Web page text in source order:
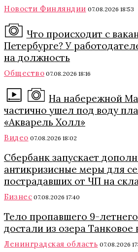
Новости Финляндии 07.08.2026 18:53
Что происходит с
Петербурге? У
на должность
Общество 07.08.2026 18:16
На набережной
частично ушел под воду
«Акварель Холл»
Видео 07.08.2026 18:02
Сбербанк запускает
антикризисные меры для
пострадавших от ЧП на
Бизнес 07.08.2026 17:40
Тело пропавшего 9-
достали из озера
Ленинградская область 07.08.2026